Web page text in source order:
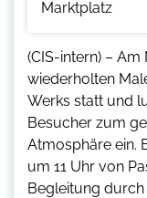
(CIS-intern) –
wiederholten
Werks statt und
Besucher zum
Atmosphäre ein.
um 11 Uhr von
Begleitung